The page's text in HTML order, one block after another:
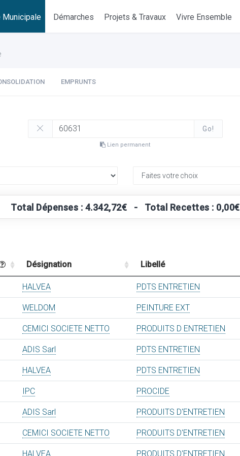
Municipale Démarches Projets & Travaux Vivre Ensemble
EMPRUNTS
Go!
Lien permanent
Total Dépenses : 4.342,72€ - Total Recettes : 0,00€
Désignation Libellé
HALVEA PDTS ENTRETIEN
WELDOM PEINTURE EXT
CEMICI SOCIETE NETTO PRODUITS D ENTRETIEN
ADIS Sarl PDTS ENTRETIEN
HALVEA PDTS ENTRETIEN
IPC PROCIDE
ADIS Sarl PRODUITS D'ENTRETIEN
CEMICI SOCIETE NETTO PRODUITS D'ENTRETIEN
HALVEA PRODUITS D'ENTRETIEN